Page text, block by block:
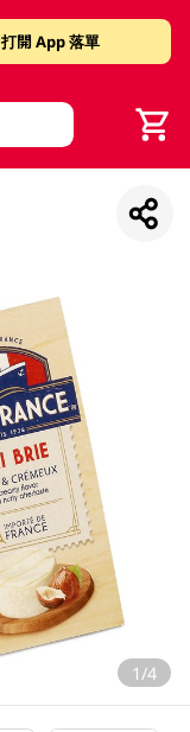
打開 App 落單
1/4